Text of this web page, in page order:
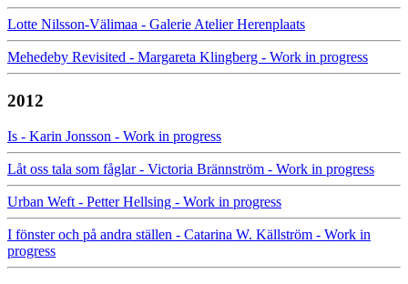
Lotte Nilsson-Välimaa - Galerie Atelier Herenplaats
Mehedeby Revisited - Margareta Klingberg - Work in progress
2012
Is - Karin Jonsson - Work in progress
Låt oss tala som fåglar - Victoria Brännström - Work in progress
Urban Weft - Petter Hellsing - Work in progress
I fönster och på andra ställen - Catarina W. Källström - Work in
progress